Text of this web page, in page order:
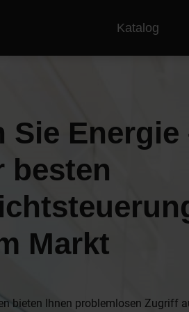
Katalog
Sie Energie
besten
Markt
bieten Ihnen problemlosen Zugriff